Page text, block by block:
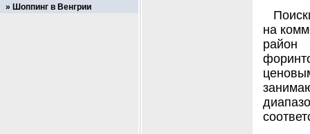
на
район
Шоппинг в Венгрии